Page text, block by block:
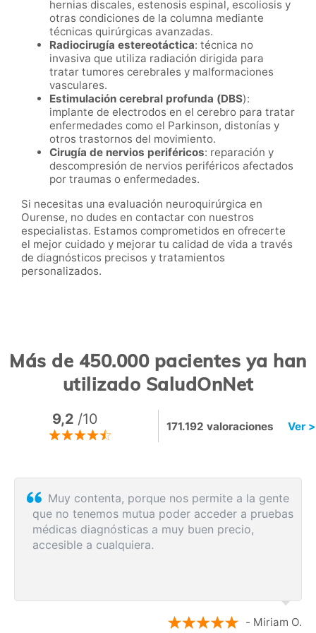
hernias discales, estenosis espinal, escoliosis y
otras condiciones de la columna mediante
técnicas quirúrgicas avanzadas.
Radiocirugía estereotáctica: técnica no
invasiva que utiliza radiación dirigida para
tratar tumores cerebrales y malformaciones
vasculares.
Estimulación cerebral profunda (DBS):
implante de electrodos en el cerebro para tratar
enfermedades como el Parkinson, distonías y
otros trastornos del movimiento.
Cirugía de nervios periféricos: reparación y
descompresión de nervios periféricos afectados
por traumas o enfermedades.
Si necesitas una evaluación neuroquirúrgica en
Ourense, no dudes en contactar con nuestros
especialistas. Estamos comprometidos en ofrecerte
el mejor cuidado y mejorar tu calidad de vida a través
de diagnósticos precisos y tratamientos
personalizados.
Más de 450.000 pacientes ya han
utilizado SaludOnNet
9,2 /10 171.192 valoraciones Ver >
Sin esperas, eficacia máxima, más que
recomendable
-